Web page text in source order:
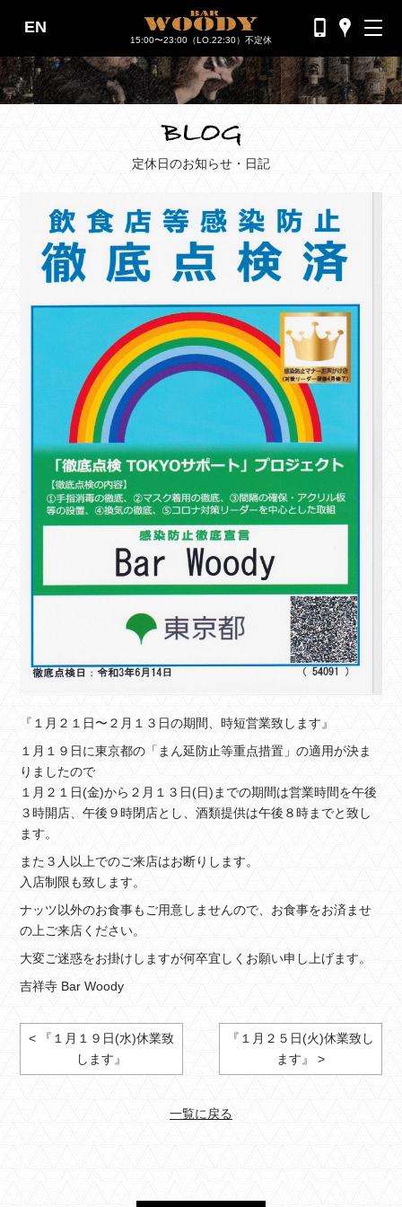
バーウッディTOP
バー ウッディについて
メニュー＆料金
おすすめカクテル
フォトギャラリー
ブログ
過去のブログ
EN
15:00〜23:00（LO.22:30）不定休
定休日のお知らせ・日記
『１月２１日〜２月１３日の期間、時短営業致します』
１月１９日に東京都の「まん延防止等重点措置」の適用が決ま
りましたので
１月２１日(金)から２月１３日(日)までの期間は営業時間を午後
３時開店、午後９時閉店とし、酒類提供は午後８時までと致し
ます。
また３人以上でのご来店はお断りします。
入店制限も致します。
ナッツ以外のお食事もご用意しませんので、お食事をお済ませ
の上ご来店ください。
大変ご迷惑をお掛けしますが何卒宜しくお願い申し上げます。
吉祥寺 Bar Woody
< 『１月１９日(水)休業致
します』
『１月２５日(火)休業致し
ます』 >
一覧に戻る